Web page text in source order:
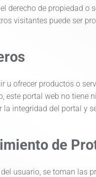
derecho de propiedad
visitantes puede ser
u ofrecer productos o
este portal web no
la integridad del portal y
de
usuario, se toman las